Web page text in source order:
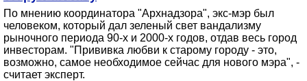
По мнению координатора "Архнадзора", экс-мэр был
человеком, который дал зеленый свет вандализму
рыночного периода 90-х и 2000-х годов, отдав весь город
инвесторам. "Прививка любви к старому городу - это,
возможно, самое необходимое сейчас для нового мэра", -
считает эксперт.